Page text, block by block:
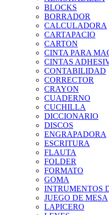
BLOCKS
BORRADOR
CALCULADORA
CARTAPACIO
CARTON
CINTA PARA
CINTAS
CONTABILIDAD
CORRECTOR
CRAYON
CUADERNO
CUCHILLA
DICCIONARIO
DISCOS
ENGRAPADORA
ESCRITURA
FLAUTA
FOLDER
FORMATO
GOMA
INTRUMENTOS
JUEGO DE MESA
LAPICERO